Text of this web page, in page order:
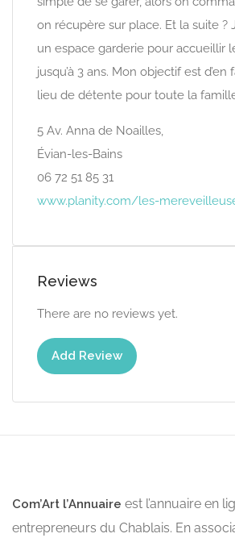
on récupère sur place. Et la suite ?
un espace garderie pour accueillir
jusqu’à 3 ans. Mon objectif est
lieu de détente pour toute la
5 Av. Anna de Noailles,
Évian-les-Bains
06 72 51 85 31
www.planity.com/les-
Reviews
There are no reviews yet.
Add Review
Com’Art l’Annuaire est l’annuaire en
entrepreneurs du Chablais. En